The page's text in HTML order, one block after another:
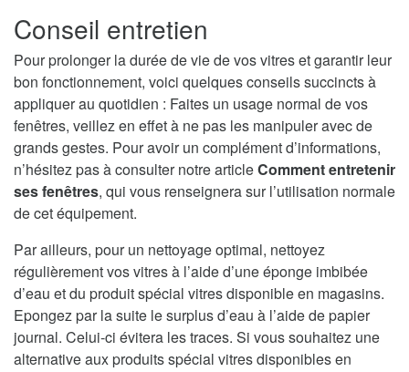
Conseil entretien
Pour prolonger la durée de vie de vos vitres et garantir leur
bon fonctionnement, voici quelques conseils succincts à
appliquer au quotidien : Faites un usage normal de vos
fenêtres, veillez en effet à ne pas les manipuler avec de
grands gestes. Pour avoir un complément d’informations,
n’hésitez pas à consulter notre articleComment entretenir
ses fenêtres, qui vous renseignera sur l’utilisation normale
de cet équipement.
Par ailleurs, pour un nettoyage optimal, nettoyez
régulièrement vos vitres à l’aide d’une éponge imbibée
d’eau et du produit spécial vitres disponible en magasins.
Epongez par la suite le surplus d’eau à l’aide de papier
journal. Celui-ci évitera les traces. Si vous souhaitez une
alternative aux produits spécial vitres disponibles en